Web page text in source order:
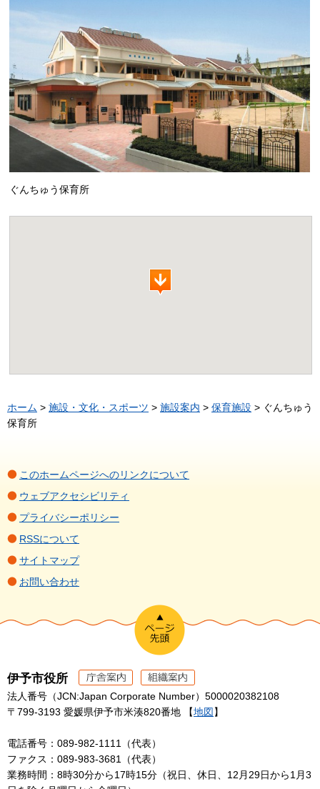
ぐんちゅう保育所
ホーム > 施設・文化・スポーツ > 施設案内 > 保育施設 > ぐんちゅう
保育所
このホームページへのリンクについて
ウェブアクセシビリティ
プライバシーポリシー
RSSについて
サイトマップ
お問い合わせ
伊予市役所
法人番号（JCN:Japan Corporate Number）5000020382108
〒799-3193 愛媛県伊予市米湊820番地 【地図 】
電話番号：089-982-1111（代表）
ファクス：089-983-3681（代表）
業務時間：8時30分から17時15分（祝日、休日、12月29日から1月3